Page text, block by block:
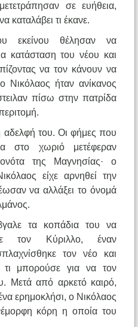
σε ευήθεια,
καταλάβει τι έκανε.
εκείνου θέλησαν να
κατάσταση του νέου και
να τον κάνουν να
Νικόλαος ήταν ανίκανος
πίσω στην πατρίδα
αδελφή του. Οι φήμες που
στο χωριό μετέφεραν
της Μαγνησίας· ο
είχε αρνηθεί την
να αλλάξει το όνομά
τα κοπάδια του να
τον Κύριλλο, έναν
τον νέο και
μπορούσε για να τον
Μετά από αρκετό καιρό,
ερημοκλήσι, ο Νικόλαος
κόρη η οποία του